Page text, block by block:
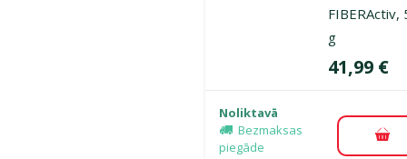
FIBERActiv,
g
Cena
41,99 €
Noliktavā
Bezmaksas
piegāde